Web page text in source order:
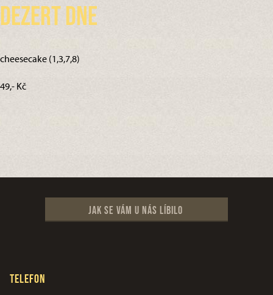
Dezert dne
cheesecake (1,3,7,8)
49,- Kč
Jak se vám u nás líbilo
Telefon